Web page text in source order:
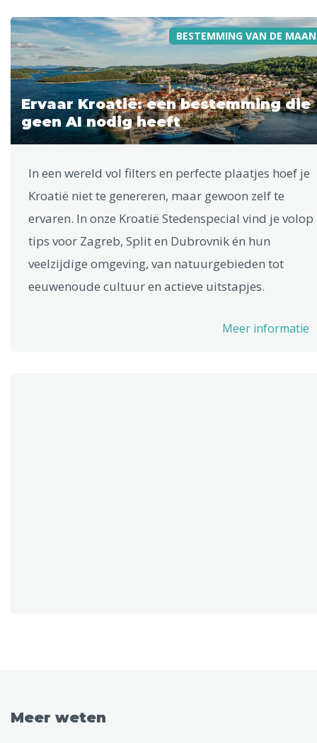
BESTEMMING VAN DE
Ervaar Kroatië: een bestemming die
geen AI nodig heeft
In een wereld vol filters en perfecte plaatjes hoef je
Kroatië niet te genereren, maar gewoon zelf te
ervaren. In onze Kroatië Stedenspecial vind je volop
tips voor Zagreb, Split en Dubrovnik én hun
veelzijdige omgeving, van natuurgebieden tot
eeuwenoude cultuur en actieve uitstapjes.
Meer informatie
Meer weten